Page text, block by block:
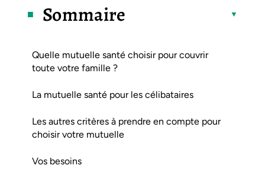
Sommaire
Quelle mutuelle santé choisir pour couvrir
toute votre famille ?
La mutuelle santé pour les célibataires
Les autres critères à prendre en compte pour
choisir votre mutuelle
Vos besoins